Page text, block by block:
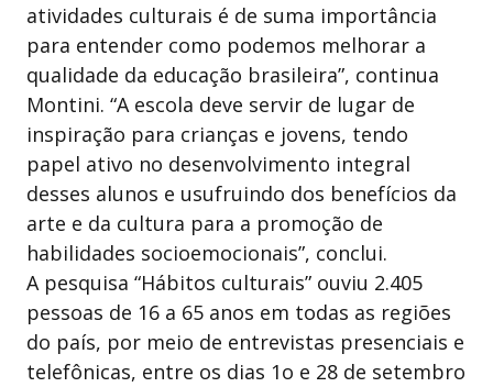
atividades culturais é de suma importância
para entender como podemos melhorar a
qualidade da educação brasileira”, continua
Montini. “A escola deve servir de lugar de
inspiração para crianças e jovens, tendo
papel ativo no desenvolvimento integral
desses alunos e usufruindo dos benefícios da
arte e da cultura para a promoção de
habilidades socioemocionais”, conclui.
A pesquisa “Hábitos culturais” ouviu 2.405
pessoas de 16 a 65 anos em todas as regiões
do país, por meio de entrevistas presenciais e
telefônicas, entre os dias 1o e 28 de setembro